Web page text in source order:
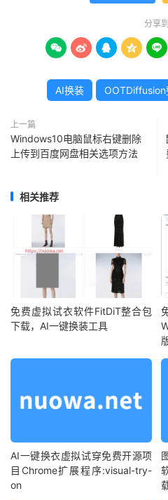
分享到
    
AI换装 OOTDiffusion
上一篇
Windows10电脑鼠标右键删除
上传到百度网盘相关选项方法
相关推荐
免费虚拟试衣软件FitDiT整合包
下载，AI一键换装工具
AI一键换衣虚拟试穿免费开源项
目Chrome扩展程序:visual-try-
on